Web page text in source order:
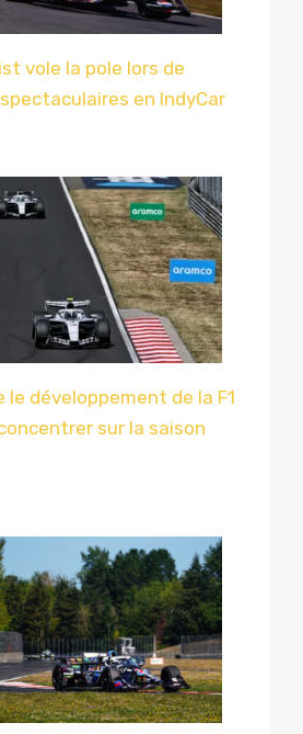
vole la pole lors de
en IndyCar
le développement de la F1
sur la saison